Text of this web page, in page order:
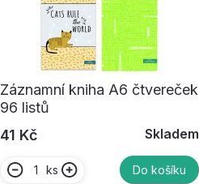
Záznamní kniha A6 čtvereček
96 listů
41 Kč
Skladem
ks Do košíku